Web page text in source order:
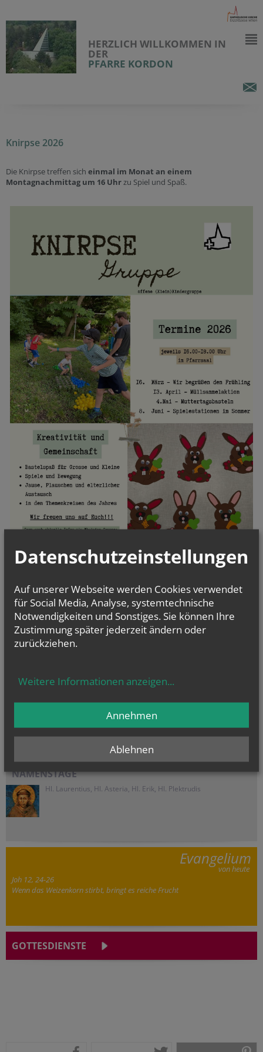
HERZLICH WILLKOMMEN IN
DER
PFARRE KORDON
Knirpse 2026
Die Knirpse treffen sich einmal im Monat an einem
Montagnachmittag um 16 Uhrzu Spiel und Spaß.
ACHTUNG!!! Terminänderung! Der April-Termin wurde um eine
vorherige
NAMENSTAGE
Hl. Laurentius, Hl. Asteria, Hl. Erik, Hl. Plektrudis
Evangelium
von heute
Joh 12, 24-26
Wenn das Weizenkorn stirbt, bringt es reiche Frucht
GOTTESDIENSTE
Datenschutzeinstellungen
Auf unserer Webseite werden Cookies verwendet
für Social Media, Analyse, systemtechnische
Notwendigkeiten und Sonstiges. Sie können Ihre
Zustimmung später jederzeit ändern oder
zurückziehen.
Weitere Informationen anzeigen...
Ablehnen
Annehmen